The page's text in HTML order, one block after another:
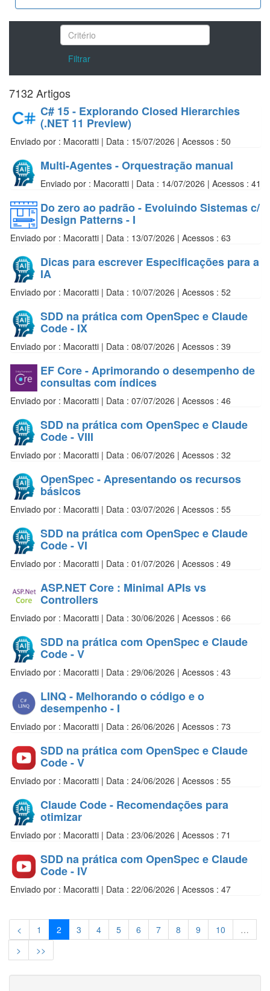
Filtrar
7132 Artigos
C# 15 - Explorando Closed Hierarchies
(.NET 11 Preview)
Enviado por : Macoratti | Data : 15/07/2026 | Acessos : 50
Multi-Agentes - Orquestração manual
Enviado por : Macoratti | Data : 14/07/2026 | Acessos : 41
Do zero ao padrão - Evoluindo Sistemas c/
Design Patterns - I
Enviado por : Macoratti | Data : 13/07/2026 | Acessos : 63
Dicas para escrever Especificações para a
IA
Enviado por : Macoratti | Data : 10/07/2026 | Acessos : 52
SDD na prática com OpenSpec e Claude
Code - IX
Enviado por : Macoratti | Data : 08/07/2026 | Acessos : 39
EF Core - Aprimorando o desempenho de
consultas com índices
Enviado por : Macoratti | Data : 07/07/2026 | Acessos : 46
SDD na prática com OpenSpec e Claude
Code - VIII
Enviado por : Macoratti | Data : 06/07/2026 | Acessos : 32
OpenSpec - Apresentando os recursos
básicos
Enviado por : Macoratti | Data : 03/07/2026 | Acessos : 55
SDD na prática com OpenSpec e Claude
Code - VI
Enviado por : Macoratti | Data : 01/07/2026 | Acessos : 49
ASP.NET Core : Minimal APIs vs
Controllers
Enviado por : Macoratti | Data : 30/06/2026 | Acessos : 66
SDD na prática com OpenSpec e Claude
Code - V
Enviado por : Macoratti | Data : 29/06/2026 | Acessos : 43
LINQ - Melhorando o código e o
desempenho - I
Enviado por : Macoratti | Data : 26/06/2026 | Acessos : 73
SDD na prática com OpenSpec e Claude
Code - V
Enviado por : Macoratti | Data : 24/06/2026 | Acessos : 55
Claude Code - Recomendações para
otimizar
Enviado por : Macoratti | Data : 23/06/2026 | Acessos : 71
SDD na prática com OpenSpec e Claude
Code - IV
Enviado por : Macoratti | Data : 22/06/2026 | Acessos : 47
< 1 2 3 4 5 6 7 8 9 10
…
>
>>